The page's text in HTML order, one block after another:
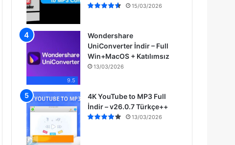
15/03/2026
9.5
Wondershare
UniConverter İndir – Full
Win+MacOS + Katılımsız
13/03/2026
4K YouTube to MP3 Full
İndir – v26.0.7 Türkçe++
13/03/2026